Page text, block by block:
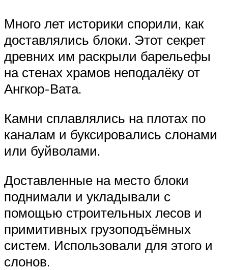
Много лет историки спорили, как
доставлялись блоки. Этот секрет
древних им раскрыли барельефы
на стенах храмов неподалёку от
Ангкор-Вата.
Камни сплавлялись на плотах по
каналам и буксировались слонами
или буйволами.
Доставленные на место блоки
поднимали и укладывали с
помощью строительных лесов и
примитивных грузоподъёмных
систем. Использовали для этого и
слонов.